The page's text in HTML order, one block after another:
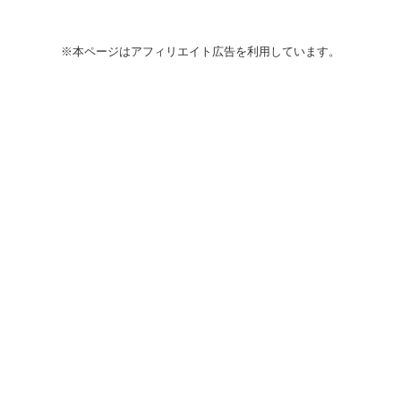
※本ページはアフィリエイト広告を利用しています。